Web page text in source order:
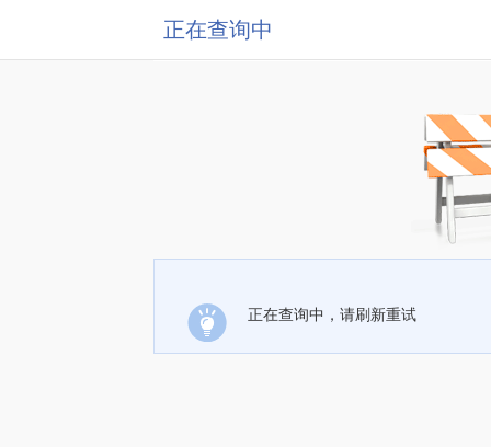
正在查询中
正在查询中，请刷新重试